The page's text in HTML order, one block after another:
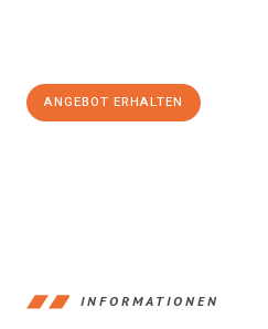
ANGEBOT ERHALTEN
INFORMATIONEN